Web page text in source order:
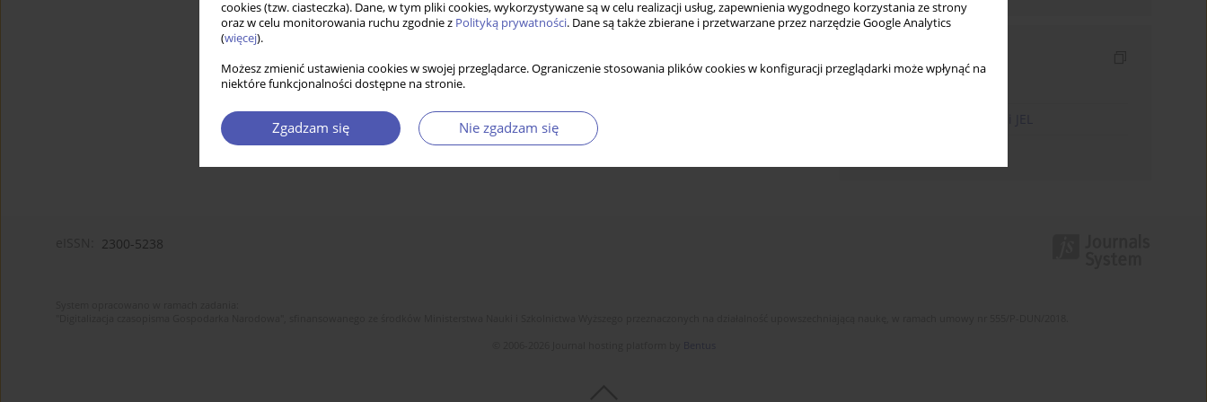
cookies (tzw. ciasteczka). Dane, w tym pliki cookies, wykorzystywane są w celu realizacji usług, zapewnienia wygodnego korzystania ze strony
oraz w celu monitorowania ruchu zgodnie z Polityką prywatności. Dane są także zbierane i przetwarzane przez narzędzie Google Analytics
(więcej).
Możesz zmienić ustawienia cookies w swojej przeglądarce. Ograniczenie stosowania plików cookies w konfiguracji przeglądarki może wpłynąć na
niektóre funkcjonalności dostępne na stronie.
Zgadzam się Nie zgadzam się
2300-5238